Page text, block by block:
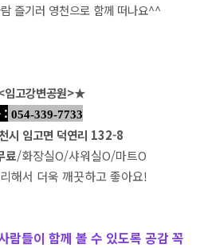
즐기러 영천으로 함께 떠나요^^
임고강변공원>★
: 054-339-7733
시 임고면 덕연리 132-8
료/화장실O/샤워실O/마트O
해서 더욱 깨끗하고 좋아요!
들이 함께 볼 수 있도록 공감 꼭